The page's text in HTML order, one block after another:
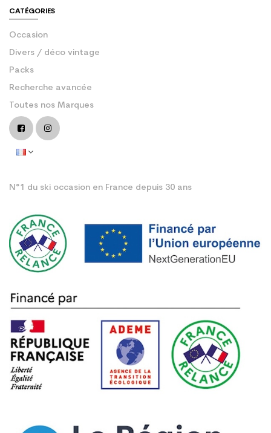
CATÉGORIES
Occasion
Divers / déco vintage
Packs
Recherche avancée
Toutes nos Marques
N°1 du ski occasion en France depuis 30 ans